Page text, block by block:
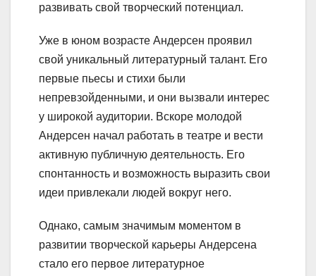
развивать свой творческий потенциал.
Уже в юном возрасте Андерсен проявил
свой уникальный литературный талант. Его
первые пьесы и стихи были
непревзойденными, и они вызвали интерес
у широкой аудитории. Вскоре молодой
Андерсен начал работать в театре и вести
активную публичную деятельность. Его
спонтанность и возможность выразить свои
идеи привлекали людей вокруг него.
Однако, самым значимым моментом в
развитии творческой карьеры Андерсена
стало его первое литературное